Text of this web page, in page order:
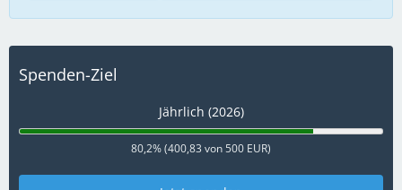
Spenden-Ziel
Jährlich (2026)
80,2% (400,83 von 500 EUR)